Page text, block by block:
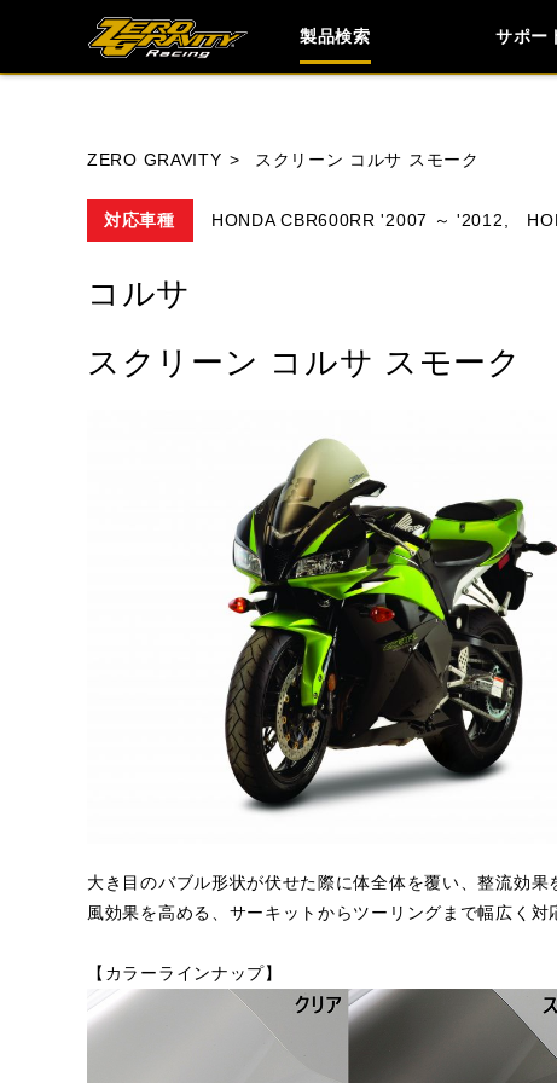
製品検索 サポー
ZERO GRAVITY スクリーン コルサ スモーク
対応車種 HONDA CBR600RR '2007 ～ '2012,
コルサ
スクリーン コルサ スモーク
大き目のバブル形状が伏せた際に体全体を覆い、整流効
風効果を高める、サーキットからツーリングまで幅広く対
【カラーラインナップ】